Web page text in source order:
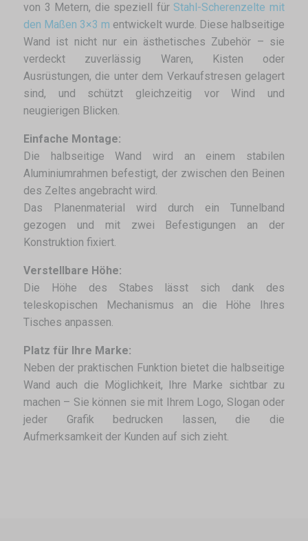
von 3 Metern, die speziell für Stahl-Scherenzelte mit
den Maßen 3×3 m entwickelt wurde. Diese halbseitige
Wand ist nicht nur ein ästhetisches Zubehör – sie
verdeckt zuverlässig Waren, Kisten oder
Ausrüstungen, die unter dem Verkaufstresen gelagert
sind, und schützt gleichzeitig vor Wind und
neugierigen Blicken.
Einfache Montage:
Die halbseitige Wand wird an einem stabilen
Aluminiumrahmen befestigt, der zwischen den Beinen
des Zeltes angebracht wird.
Das Planenmaterial wird durch ein Tunnelband
gezogen und mit zwei Befestigungen an der
Konstruktion fixiert.
Verstellbare Höhe:
Die Höhe des Stabes lässt sich dank des
teleskopischen Mechanismus an die Höhe Ihres
Tisches anpassen.
Platz für Ihre Marke:
Neben der praktischen Funktion bietet die halbseitige
Wand auch die Möglichkeit, Ihre Marke sichtbar zu
machen – Sie können sie mit Ihrem Logo, Slogan oder
jeder Grafik bedrucken lassen, die die
Aufmerksamkeit der Kunden auf sich zieht.